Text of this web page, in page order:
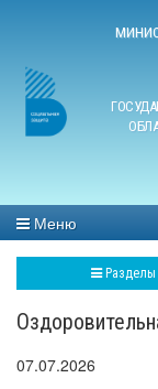
Меню
Разделы
07.07.2026